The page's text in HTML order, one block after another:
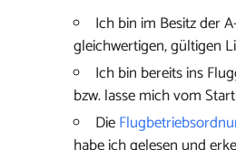
Ich bin im Besitz der
gleichwertigen, gültigen
Ich bin bereits ins
bzw. lasse mich vom
Die